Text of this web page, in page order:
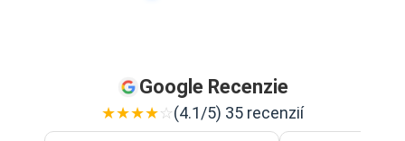
Google Recenzie
★★★★☆(4.1/5) 35 recenzií